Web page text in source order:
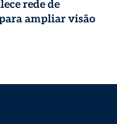
rede de
ampliar visão